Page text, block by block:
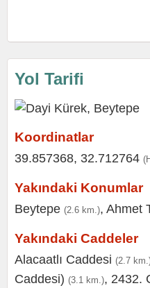
Yol Tarifi
Koordinatlar
39.857368, 32.712764
Yakındaki Konumlar
Beytepe (2.6 km.), Ahmet
Yakındaki Caddeler
Alacaatlı Caddesi (2.7
Caddesi) (3.1 km.), 2432.